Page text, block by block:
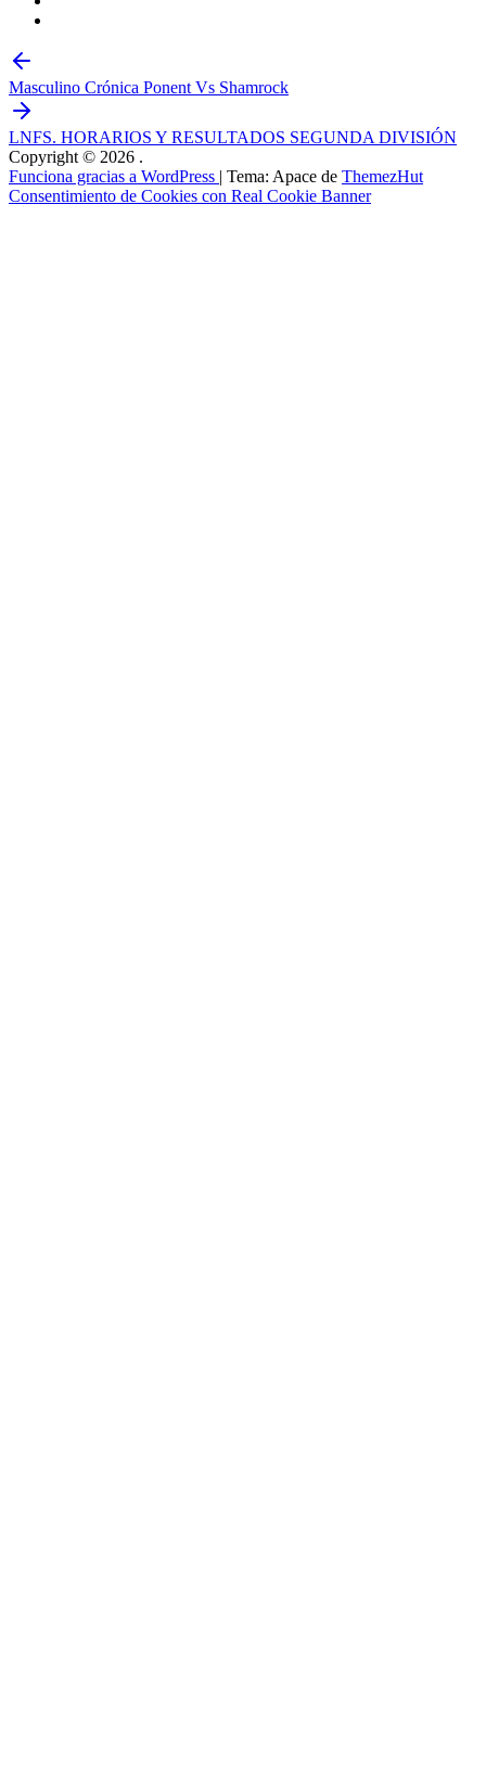
Masculino Crónica Ponent Vs Shamrock
LNFS. HORARIOS Y RESULTADOS SEGUNDA DIVISIÓN
Copyright © 2026 .
Funciona gracias a WordPress | Tema: Apace de ThemezHut
Consentimiento de Cookies con Real Cookie Banner